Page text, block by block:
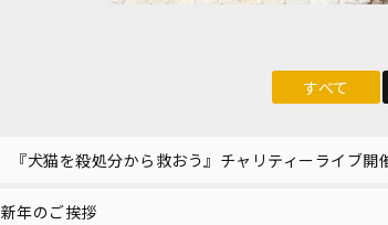
すべて
『犬猫を殺処分から救おう』チャリティーライブ開
新年のご挨拶